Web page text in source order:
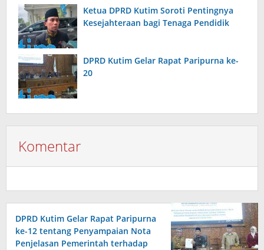
Ketua DPRD Kutim Soroti Pentingnya
Kesejahteraan bagi Tenaga Pendidik
DPRD Kutim Gelar Rapat Paripurna ke-
20
Komentar
DPRD Kutim Gelar Rapat Paripurna
ke-12 tentang Penyampaian Nota
Penjelasan Pemerintah terhadap